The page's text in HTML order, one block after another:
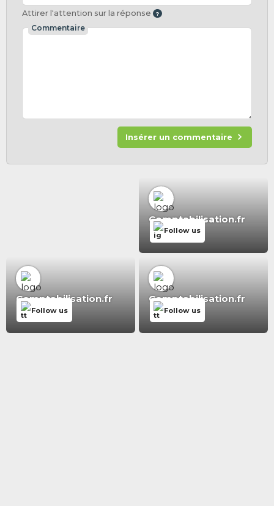
Attirer l'attention sur la réponse
Commentaire
Insérer un commentaire
Comptabilisation.fr
Follow us
Comptabilisation.fr
Follow us
Comptabilisation.fr
Follow us